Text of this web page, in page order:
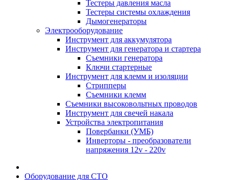
Тестеры давления масла
Тестеры системы охлаждения
Дымогенераторы
Электрооборудование
Инструмент для аккумулятора
Инструмент для генератора и стартера
Съемники генератора
Ключи стартерные
Инструмент для клемм и изоляции
Стрипперы
Съемники клемм
Съемники высоковольтных проводов
Инструмент для свечей накала
Устройства электропитания
Повербанки (УМБ)
Инверторы - преобразователи
напряжения 12v - 220v
Оборудование для СТО